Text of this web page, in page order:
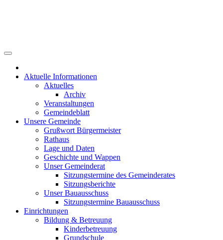
Aktuelle Informationen
Aktuelles
Archiv
Veranstaltungen
Gemeindeblatt
Unsere Gemeinde
Grußwort Bürgermeister
Rathaus
Lage und Daten
Geschichte und Wappen
Unser Gemeinderat
Sitzungstermine des Gemeinderates
Sitzungsberichte
Unser Bauausschuss
Sitzungstermine Bauausschuss
Einrichtungen
Bildung & Betreuung
Kinderbetreuung
Grundschule